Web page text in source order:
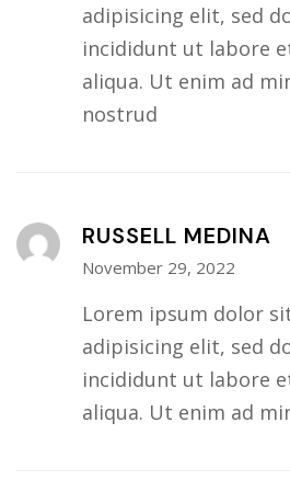
adipisicing elit, sed
incididunt ut labore
aliqua. Ut enim ad
nostrud
RUSSELL MEDINA
November 29, 2022
Lorem ipsum dolor
adipisicing elit, sed
incididunt ut labore
aliqua. Ut enim ad